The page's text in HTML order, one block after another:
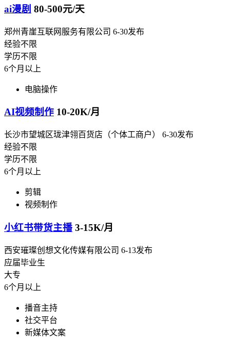
ai漫剧 80-500元/天
郑州青崖互联网服务有限公司 6-30发布
经验不限
学历不限
6个月以上
电脑操作
AI视频制作 10-20K/月
长沙市望城区珑津翎百货店（个体工商户）
6-30发布
经验不限
学历不限
6个月以上
剪辑
视频制作
小红书带货主播 3-15K/月
西安璀璨创想文化传媒有限公司 6-13发布
应届毕业生
大专
6个月以上
播音主持
社交平台
新媒体文案